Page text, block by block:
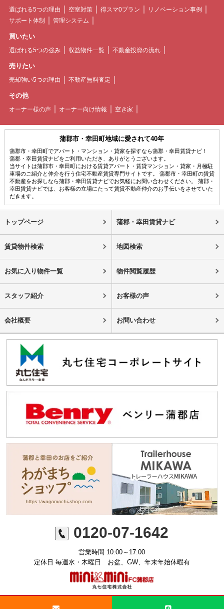
選ばれる5つの理由 空室対策 得スマ0プラン
リノベーション事例
サポート体制
管理システム
買いたい
選ばれる5つの強み 収益物件一覧 不動産投資の流れ
売りたい
売却強い5つの理由 不動産無料査定
その他
オーナー様の声 オーナー向け情報 空き家
蒲郡市・幸田町地域に愛されて40年
蒲郡市・幸田町でアパート・マンション・貸家を探すなら蒲郡・幸田賃貸ナビ！
蒲郡・幸田賃貸ナビをご利用いただき、ありがとうございます。
当サイトは蒲郡市・幸田町における賃貸アパート・賃貸マンション・貸家・月極駐
車場のご紹介と仲介を行う住宅不動産賃貸専門サイトです。 蒲郡市・幸田町の賃貸
不動産をお探しなら蒲郡・幸田賃貸ナビでお気軽にお問い合わせください。 蒲郡・
幸田賃貸ナビでは、お客様の立場にたって賃貸不動産仲介のお手伝いをさせていた
だきます。
トップページ 蒲郡・幸田賃貸ナビ
賃貸物件検索 地図検索
お気に入り物件一覧 物件閲覧履歴
スタッフ紹介 お客様の声
会社概要 お問い合わせ
0120-07-1642
営業時間 10:00～17:00
定休日 毎週水・木曜日 お盆、GW、年末年始休暇有